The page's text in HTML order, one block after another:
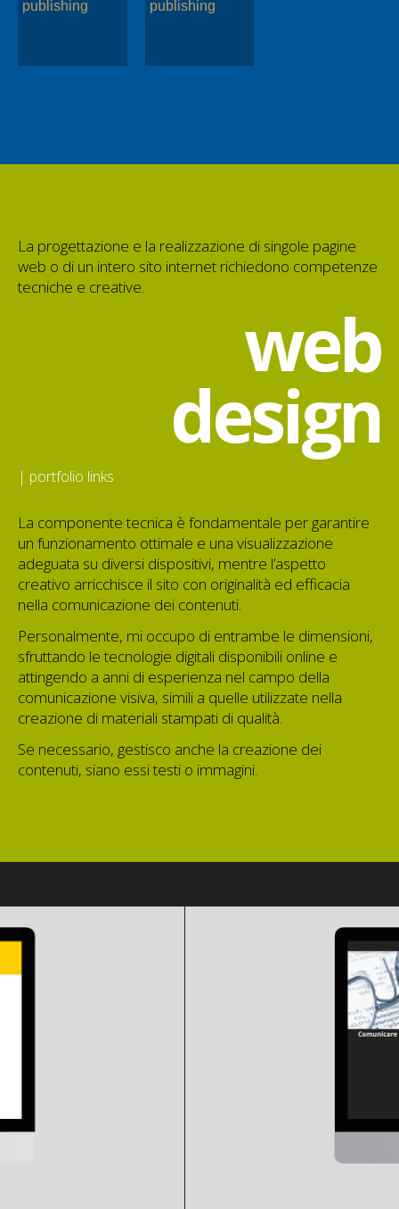
publishing publishing
La progettazione e la realizzazione di singole pagine
web o di un intero sito internet richiedono competenze
tecniche e creative.
web
design
| portfolio links
La componente tecnica è fondamentale per garantire
un funzionamento ottimale e una visualizzazione
adeguata su diversi dispositivi, mentre l’aspetto
creativo arricchisce il sito con originalità ed efficacia
nella comunicazione dei contenuti.
Personalmente, mi occupo di entrambe le dimensioni,
sfruttando le tecnologie digitali disponibili online e
attingendo a anni di esperienza nel campo della
comunicazione visiva, simili a quelle utilizzate nella
creazione di materiali stampati di qualità.
Se necessario, gestisco anche la creazione dei
contenuti, siano essi testi o immagini.